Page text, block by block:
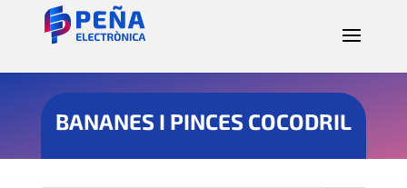
BANANES I PINCES COCODRIL